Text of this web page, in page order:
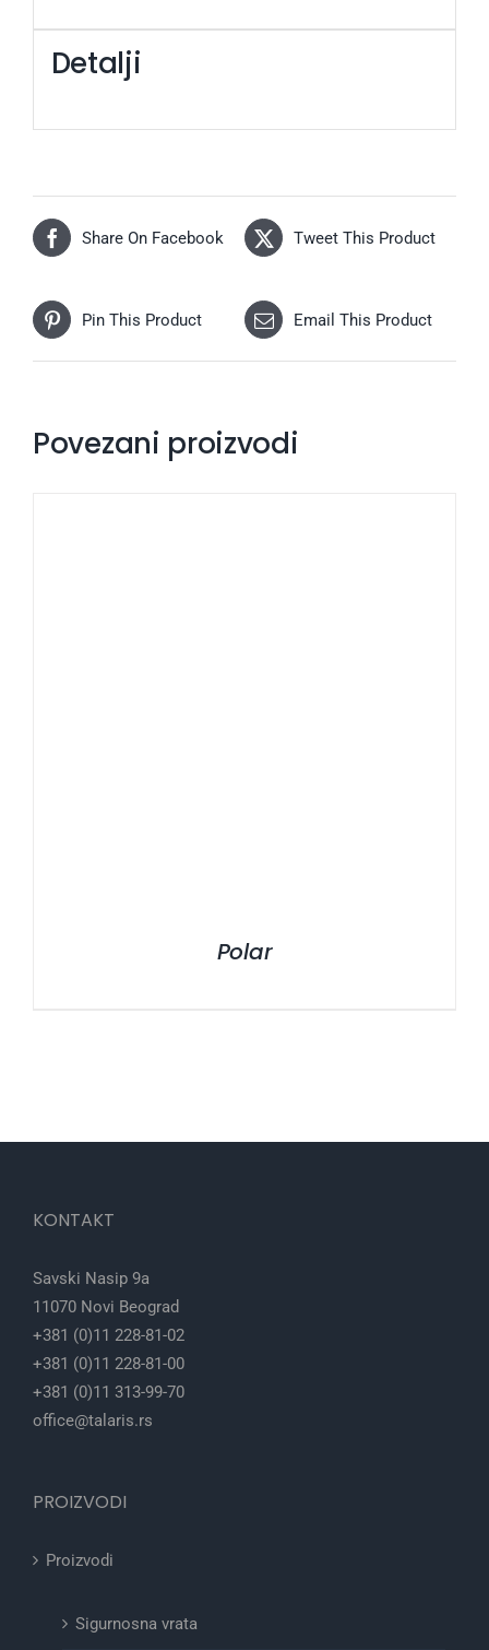
Detalji
Share On Facebook Tweet This Product
Pin This Product Email This Product
Povezani proizvodi
Polar
KONTAKT
Savski Nasip 9a
11070 Novi Beograd
+381 (0)11 228-81-02
+381 (0)11 228-81-00
+381 (0)11 313-99-70
office@talaris.rs
PROIZVODI
Proizvodi
Sigurnosna vrata